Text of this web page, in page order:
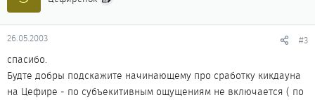
26.05.2003 #3
спасибо.
Будте добры подскажите начинающему про сработку кикдауна
на Цефире - по субъекитивным ощущениям не включается ( по